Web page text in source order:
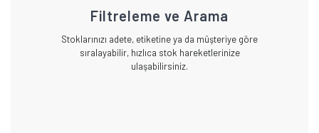
Filtreleme ve Arama
Stoklarınızı adete, etiketine ya da müşteriye göre
sıralayabilir, hızlıca stok hareketlerinize
ulaşabilirsiniz.